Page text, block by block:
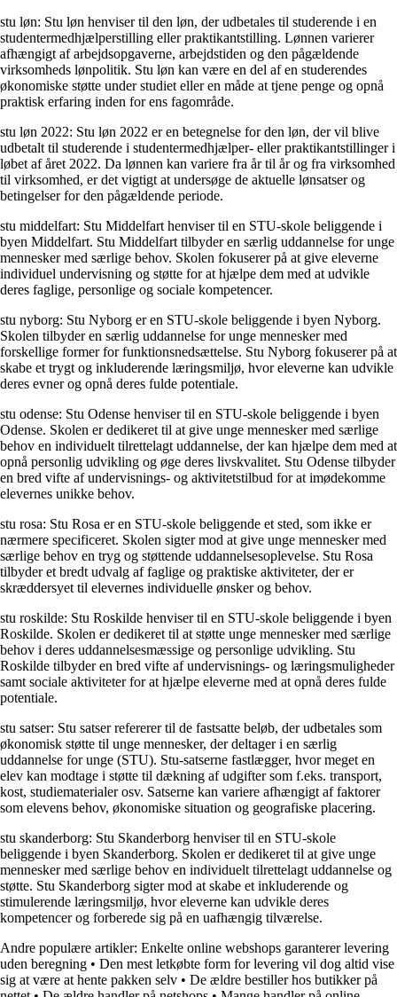
stu løn: Stu løn henviser til den løn, der udbetales til studerende i en
studentermedhjælperstilling eller praktikantstilling. Lønnen varierer
afhængigt af arbejdsopgaverne, arbejdstiden og den pågældende
virksomheds lønpolitik. Stu løn kan være en del af en studerendes
økonomiske støtte under studiet eller en måde at tjene penge og opnå
praktisk erfaring inden for ens fagområde.
stu løn 2022: Stu løn 2022 er en betegnelse for den løn, der vil blive
udbetalt til studerende i studentermedhjælper- eller praktikantstillinger i
løbet af året 2022. Da lønnen kan variere fra år til år og fra virksomhed
til virksomhed, er det vigtigt at undersøge de aktuelle lønsatser og
betingelser for den pågældende periode.
stu middelfart: Stu Middelfart henviser til en STU-skole beliggende i
byen Middelfart. Stu Middelfart tilbyder en særlig uddannelse for unge
mennesker med særlige behov. Skolen fokuserer på at give eleverne
individuel undervisning og støtte for at hjælpe dem med at udvikle
deres faglige, personlige og sociale kompetencer.
stu nyborg: Stu Nyborg er en STU-skole beliggende i byen Nyborg.
Skolen tilbyder en særlig uddannelse for unge mennesker med
forskellige former for funktionsnedsættelse. Stu Nyborg fokuserer på at
skabe et trygt og inkluderende læringsmiljø, hvor eleverne kan udvikle
deres evner og opnå deres fulde potentiale.
stu odense: Stu Odense henviser til en STU-skole beliggende i byen
Odense. Skolen er dedikeret til at give unge mennesker med særlige
behov en individuelt tilrettelagt uddannelse, der kan hjælpe dem med at
opnå personlig udvikling og øge deres livskvalitet. Stu Odense tilbyder
en bred vifte af undervisnings- og aktivitetstilbud for at imødekomme
elevernes unikke behov.
stu rosa: Stu Rosa er en STU-skole beliggende et sted, som ikke er
nærmere specificeret. Skolen sigter mod at give unge mennesker med
særlige behov en tryg og støttende uddannelsesoplevelse. Stu Rosa
tilbyder et bredt udvalg af faglige og praktiske aktiviteter, der er
skræddersyet til elevernes individuelle ønsker og behov.
stu roskilde: Stu Roskilde henviser til en STU-skole beliggende i byen
Roskilde. Skolen er dedikeret til at støtte unge mennesker med særlige
behov i deres uddannelsesmæssige og personlige udvikling. Stu
Roskilde tilbyder en bred vifte af undervisnings- og læringsmuligheder
samt sociale aktiviteter for at hjælpe eleverne med at opnå deres fulde
potentiale.
stu satser: Stu satser refererer til de fastsatte beløb, der udbetales som
økonomisk støtte til unge mennesker, der deltager i en særlig
uddannelse for unge (STU). Stu-satserne fastlægger, hvor meget en
elev kan modtage i støtte til dækning af udgifter som f.eks. transport,
kost, studiematerialer osv. Satserne kan variere afhængigt af faktorer
som elevens behov, økonomiske situation og geografiske placering.
stu skanderborg: Stu Skanderborg henviser til en STU-skole
beliggende i byen Skanderborg. Skolen er dedikeret til at give unge
mennesker med særlige behov en individuelt tilrettelagt uddannelse og
støtte. Stu Skanderborg sigter mod at skabe et inkluderende og
stimulerende læringsmiljø, hvor eleverne kan udvikle deres
kompetencer og forberede sig på en uafhængig tilværelse.
Andre populære artikler: Enkelte online webshops garanterer levering
uden beregning • Den mest letkøbte form for levering vil dog altid vise
sig at være at hente pakken selv • De ældre bestiller hos butikker på